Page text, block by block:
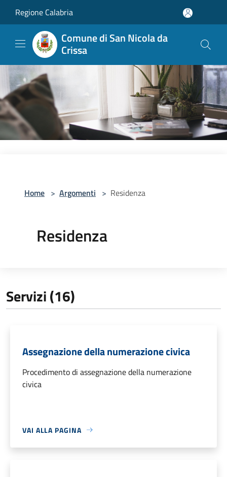
Regione Calabria
Comune di San Nicola da
Crissa
Home > Argomenti > Residenza
Residenza
Servizi (16)
Assegnazione della numerazione civica
Procedimento di assegnazione della numerazione
civica
VAI ALLA PAGINA